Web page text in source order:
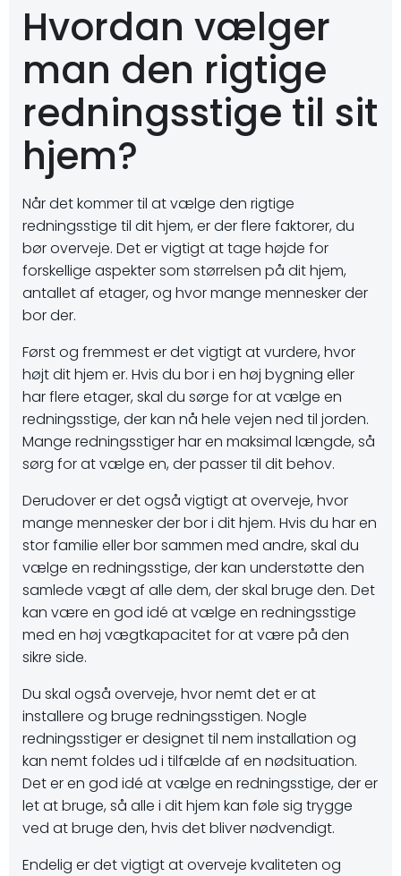
Hvordan vælger
man den rigtige
redningsstige til sit
hjem?
Når det kommer til at vælge den rigtige
redningsstige til dit hjem, er der flere faktorer, du
bør overveje. Det er vigtigt at tage højde for
forskellige aspekter som størrelsen på dit hjem,
antallet af etager, og hvor mange mennesker der
bor der.
Først og fremmest er det vigtigt at vurdere, hvor
højt dit hjem er. Hvis du bor i en høj bygning eller
har flere etager, skal du sørge for at vælge en
redningsstige, der kan nå hele vejen ned til jorden.
Mange redningsstiger har en maksimal længde, så
sørg for at vælge en, der passer til dit behov.
Derudover er det også vigtigt at overveje, hvor
mange mennesker der bor i dit hjem. Hvis du har en
stor familie eller bor sammen med andre, skal du
vælge en redningsstige, der kan understøtte den
samlede vægt af alle dem, der skal bruge den. Det
kan være en god idé at vælge en redningsstige
med en høj vægtkapacitet for at være på den
sikre side.
Du skal også overveje, hvor nemt det er at
installere og bruge redningsstigen. Nogle
redningsstiger er designet til nem installation og
kan nemt foldes ud i tilfælde af en nødsituation.
Det er en god idé at vælge en redningsstige, der er
let at bruge, så alle i dit hjem kan føle sig trygge
ved at bruge den, hvis det bliver nødvendigt.
Endelig er det vigtigt at overveje kvaliteten og